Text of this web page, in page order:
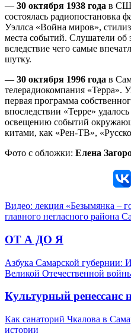
— 30 октября 1938 года в
состоялась радиопостановка
Уэллса «Война миров»,
места событий. Слушатели
вследствие чего самые
шутку.
— 30 октября 1996 года в
телерадиокомпания «Терра».
первая программа
впоследствии «Терре»
освещению событий
китами, как «Рен-ТВ»,
Фото с обложки: Елена
Видео: лекция «Безымянка –
главного негласного района
ОТ А ДО Я
Азбука Самарской губернии:
Великой Отечественной
Культурный ренессанс
Как санаторий Чкалова в
истории